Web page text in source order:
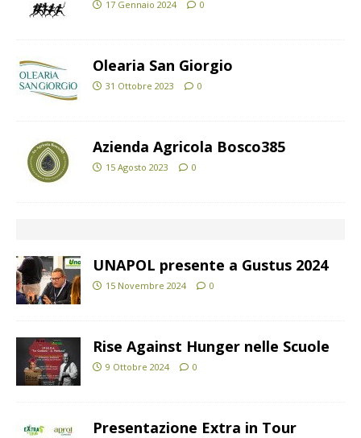
17 Gennaio 2024 0
Olearia San Giorgio
31 Ottobre 2023 0
Azienda Agricola Bosco385
15 Agosto 2023 0
UNAPOL presente a Gustus 2024
15 Novembre 2024 0
Rise Against Hunger nelle Scuole
9 Ottobre 2024 0
Presentazione Extra in Tour